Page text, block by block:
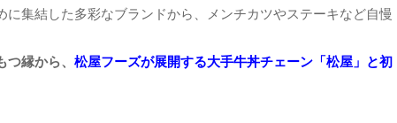
集結した多彩なブランドから、メンチカツやステーキなど自慢
縁から、 松屋フーズが展開する大手牛丼チェーン「松屋」と初